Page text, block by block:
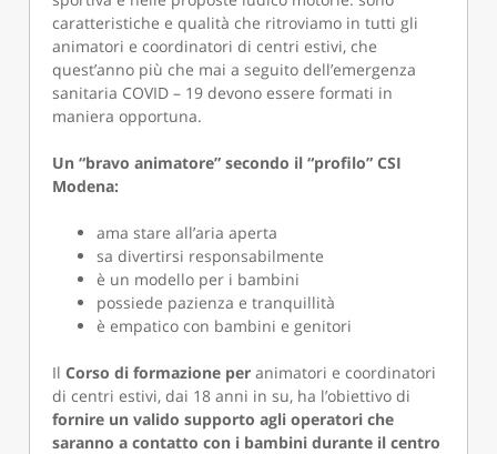
caratteristiche e qualità che ritroviamo in tutti gli
animatori e coordinatori di centri estivi, che
quest’anno più che mai a seguito dell’emergenza
sanitaria COVID – 19 devono essere formati in
maniera opportuna.
Un “bravo animatore” secondo il “profilo” CSI
Modena:
ama stare all’aria aperta
sa divertirsi responsabilmente
è un modello per i bambini
possiede pazienza e tranquillità
è empatico con bambini e genitori
IlCorso di formazione peranimatori e coordinatori
di centri estivi, dai 18 anni in su, ha l’obiettivo di
fornire un valido supporto agli operatori che
saranno a contatto con i bambini durante il centro